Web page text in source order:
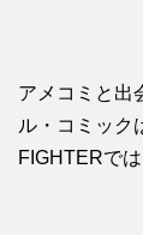
アメコミと出
ル・コミック
FIGHTERで